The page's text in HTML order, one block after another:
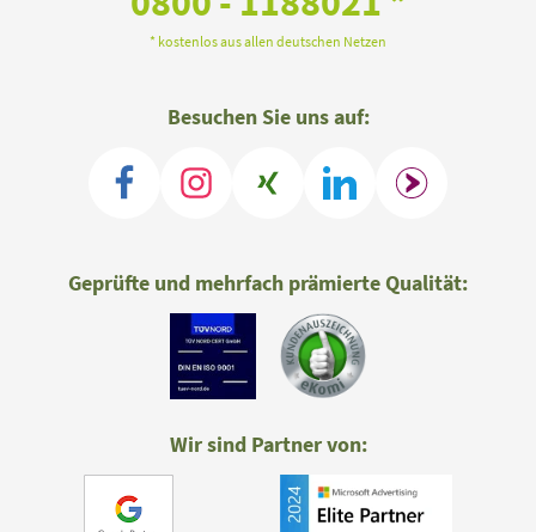
* kostenlos aus allen deutschen Netzen
Besuchen Sie uns auf:
Geprüfte und mehrfach prämierte Qualität:
Wir sind Partner von: